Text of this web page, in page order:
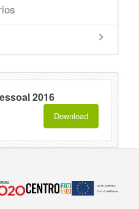
2016
Download